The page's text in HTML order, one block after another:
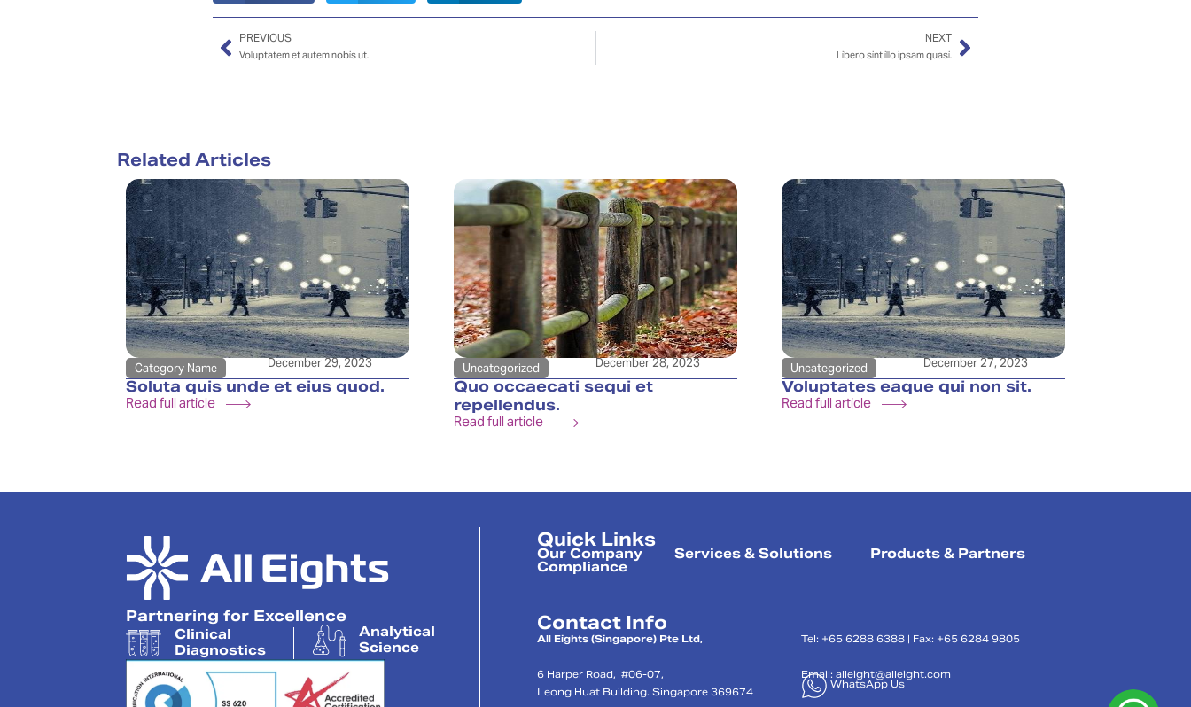
PREVIOUS
Voluptatem et autem nobis ut.
NEXT
Libero sint illo ipsam quasi.
Related Articles
Category Name December 29, 2023
Soluta quis unde et eius quod.
Read full article
Uncategorized December 28, 2023
Quo occaecati sequi et
repellendus.
Read full article
Uncategorized December 27, 2023
Voluptates eaque qui non sit.
Read full article
Partnering for Excellence
Clinical
Diagnostics
Analytical
Science
Quick Links
Our Company Services & Solutions Products & Partners
Compliance
Contact Info
All Eights (Singapore) Pte Ltd,
6 Harper Road, #06-07,
Leong Huat Building. Singapore 369674
Tel: +65 6288 6388 | Fax: +65 6284 9805
Email:alleight@alleight.com
WhatsApp Us